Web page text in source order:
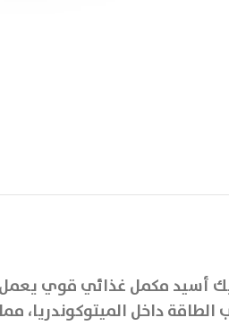
أسيد مكمل غذائي قوي
الطاقة داخل الميتوكوندريا،